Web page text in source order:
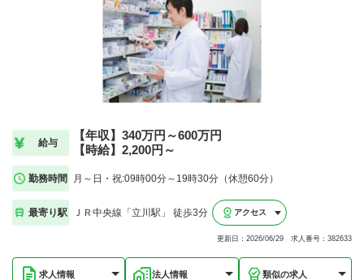
給与
【年収】340万円～600万円
【時給】2,200円～
勤務時間 月～日・祝:09時00分～19時30分（休憩60分）
最寄り駅 ＪＲ中央線「立川駅」 徒歩3分 アクセス
更新日：2026/06/29 求人番号：382633
求人情報 法人情報 類似の求人